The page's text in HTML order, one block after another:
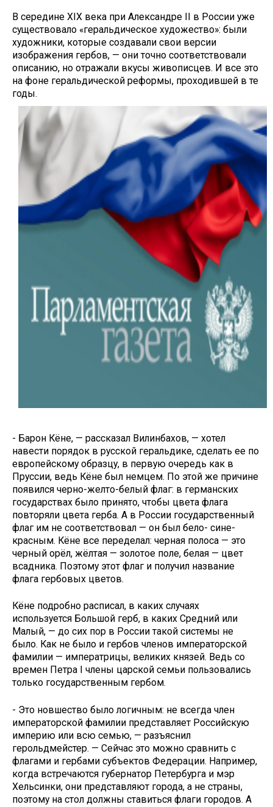
В середине XIX века при Алексан­дре II в России уже
существовало «геральдическое художество»: были
художники, которые создавали свои версии
изображения гербов, — они точно соответствовали
описанию, но отражали вкусы живописцев. И все это
на фоне геральдической рефор­мы, проходившей в те
годы.
- Барон Кёне, — рассказал Вилинбахов, — хотел
навести порядок в русской геральдике, сделать ее по
европей­скому образцу, в первую очередь как в
Пруссии, ведь Кёне был немцем. По этой же причине
появился черно-желто-белый флаг: в германских
государ­ствах было принято, что­бы цвета флага
повторяли цвета герба. А в России государственный
флаг им не соответствовал — он был бело- сине-
красным. Кёне все переделал: черная полоса — это
черный орёл, жёлтая — золотое поле, белая — цвет
всадника. Поэтому этот флаг и получил название
флага гербовых цветов.
Кёне подробно расписал, в каких случаях
используется Большой герб, в каких Средний или
Малый, — до сих пор в России такой системы не
было. Как не было и гербов членов императорской
фамилии — императрицы, великих князей. Ведь со
времен Петра I члены царской семьи пользовались
только государствен­ным гербом.
- Это новшество было логичным: не всегда член
императорской фами­лии представляет Российскую
им­перию или всю семью, — разъяснил
герольдмейстер. — Сейчас это можно сравнить с
флагами и гербами субъ­ектов Федерации. Например,
когда встречаются губернатор Петербурга и мэр
Хельсинки, они представляют города, а не страны,
поэтому на стол должны ставиться флаги городов. А